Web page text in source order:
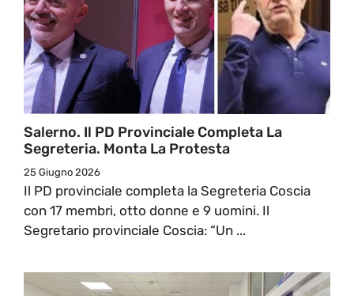
Salerno. Il PD Provinciale Completa La
Segreteria. Monta La Protesta
25 Giugno 2026
Il PD provinciale completa la Segreteria Coscia
con 17 membri, otto donne e 9 uomini. Il
Segretario provinciale Coscia: “Un ...